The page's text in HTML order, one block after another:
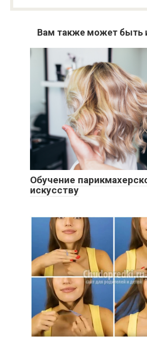
Вам также может быть
Обучение
искусству